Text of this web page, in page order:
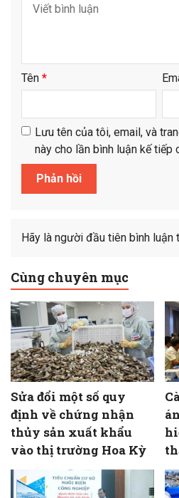
Tên *
Lưu tên của tôi, email, và
này cho lần bình luận kế tiếp
Hãy là người đầu tiên bình luận
Cùng chuyên mục
Sửa đổi một số quy
định về chứng nhận
thủy sản xuất khẩu
vào thị trường Hoa Kỳ